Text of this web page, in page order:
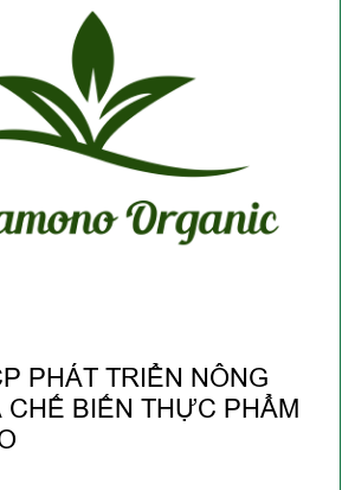
PHÁT TRIỂN NÔNG
CHẾ BIẾN THỰC PHẨM